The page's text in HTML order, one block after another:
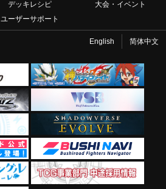
デッキレシピ
大会・イベント
ユーザーサポート
English 简体中文